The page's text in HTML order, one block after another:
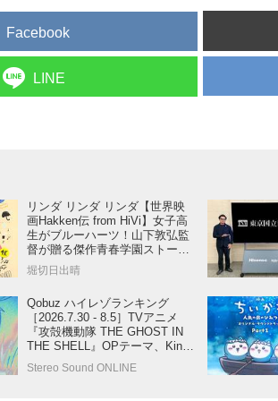
Facebook
LINE
リンダ リンダ リンダ【世界映
画Hakken伝 from HiVi】女子高
生がブルーハーツ！山下敦弘監
督が贈る傑作青春学園ストーリ
ー！
堀切日出晴
Qobuz ハイレゾランキング
［2026.7.30 - 8.5］TVアニメ
『攻殻機動隊 THE GHOST IN
THE SHELL』OPテーマ、King
Gnu「GO GHOST」が第1位に
ランクイン！
Stereo Sound ONLINE